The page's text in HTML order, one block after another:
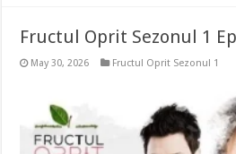
Fructul Oprit Sezonul 1
May 30, 2026 Fructul Oprit Sezonul 1